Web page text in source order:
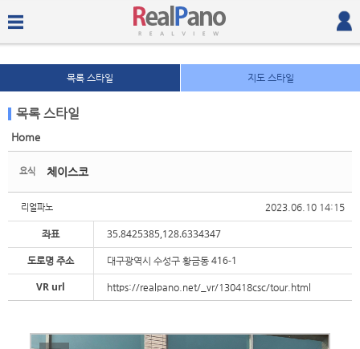
목록 스타일 지도 스타일
목록 스타일
Home
요식
2023.06.10 14:15
체이스코
리얼파노
좌표
35.8425385,128.6334347
도로명 주소
대구광역시 수성구 황금동 416-1
VR url
https://realpano.net/_vr/130418csc/tour.html
Sketchbook5, 스케치북5
Sketchbook5, 스케치북5
Sketchbook5, 스케치북5
Sketchbook5, 스케치북5